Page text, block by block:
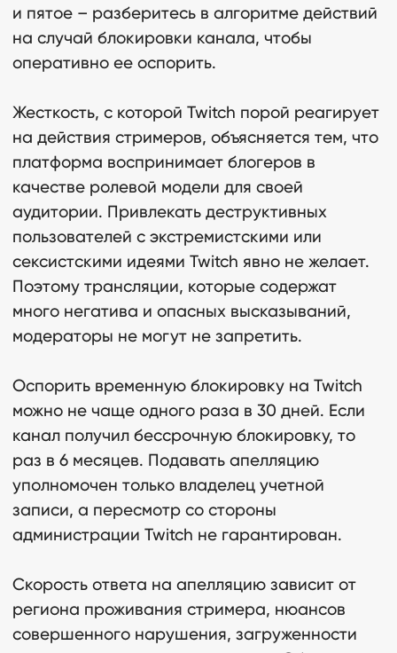
и пятое – разберитесь в алгоритме действий
на случай блокировки канала, чтобы
оперативно ее оспорить.
Жесткость, с которой Twitch порой реагирует
на действия стримеров, объясняется тем, что
платформа воспринимает блогеров в
качестве ролевой модели для своей
аудитории. Привлекать деструктивных
пользователей с экстремистскими или
сексистскими идеями Twitch явно не желает.
Поэтому трансляции, которые содержат
много негатива и опасных высказываний,
модераторы не могут не запретить.
Оспорить временную блокировку на Twitch
можно не чаще одного раза в 30 дней. Если
канал получил бессрочную блокировку, то
раз в 6 месяцев. Подавать апелляцию
уполномочен только владелец учетной
записи, а пересмотр со стороны
администрации Twitch не гарантирован.
Скорость ответа на апелляцию зависит от
региона проживания стримера, нюансов
совершенного нарушения, загруженности